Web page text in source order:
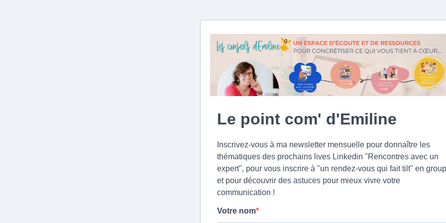
Le point com' d'Emiline
Inscrivez-vous à ma newsletter mensuelle pour donnaître les
thématiques des prochains lives Linkedin "Rencontres avec un
expert", pour vous inscrire à "un rendez-vous qui fait tilt" en
et pour découvrir des astuces pour mieux vivre votre
communication !
Votre nom